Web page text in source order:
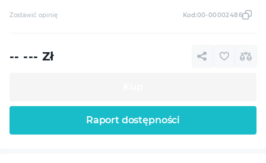
Zostawić opinię Kod:00-00002486
-- --- Zł
Raport dostępności